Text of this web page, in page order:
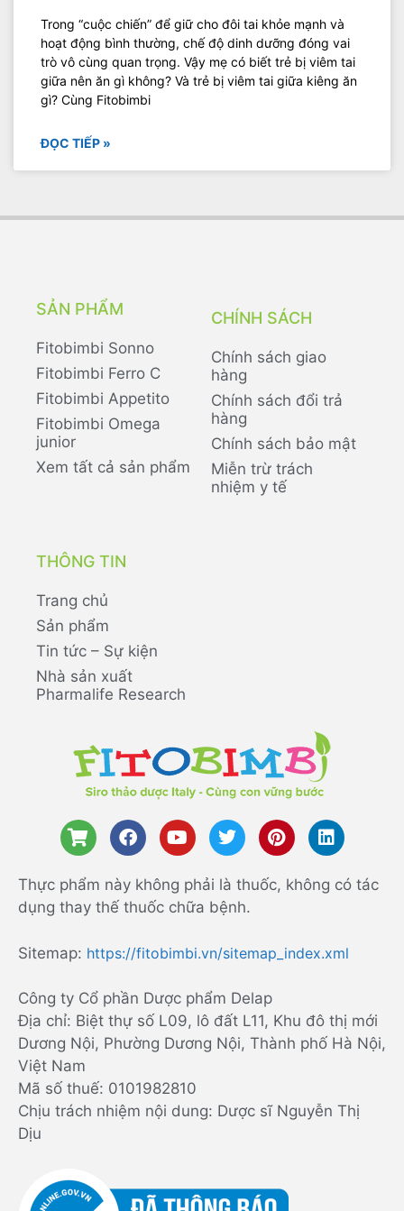
Trong “cuộc chiến” để giữ cho đôi tai khỏe mạnh và
hoạt động bình thường, chế độ dinh dưỡng đóng vai
trò vô cùng quan trọng. Vậy mẹ có biết trẻ bị viêm tai
giữa nên ăn gì không? Và trẻ bị viêm tai giữa kiêng ăn
gì? Cùng Fitobimbi
ĐỌC TIẾP »
SẢN PHẨM
Fitobimbi Sonno
Fitobimbi Ferro C
Fitobimbi Appetito
Fitobimbi Omega
junior
Xem tất cả sản phẩm
CHÍNH SÁCH
Chính sách giao
hàng
Chính sách đổi trả
hàng
Chính sách bảo mật
Miễn trừ trách
nhiệm y tế
THÔNG TIN
Trang chủ
Sản phẩm
Tin tức – Sự kiện
Nhà sản xuất
Pharmalife Research
Thực phẩm này không phải là thuốc, không có tác
dụng thay thế thuốc chữa bệnh.
Sitemap: https://fitobimbi.vn/sitemap_index.xml
Công ty Cổ phần Dược phẩm Delap
Địa chỉ: Biệt thự số L09, lô đất L11, Khu đô thị mới
Dương Nội, Phường Dương Nội, Thành phố Hà Nội,
Việt Nam
Mã số thuế: 0101982810
Chịu trách nhiệm nội dung: Dược sĩ Nguyễn Thị
Dịu